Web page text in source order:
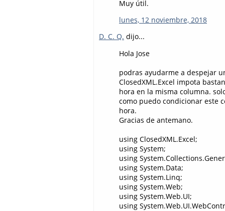
Muy útil.
lunes, 12 noviembre, 2018
D. C. Q. dijo...
Hola Jose
podras ayudarme a despejar
ClosedXML.Excel impota
hora en la misma columna.
como puedo condicionar este
hora.
Gracias de antemano.
using ClosedXML.Excel;
using System;
using
using System.Data;
using System.Linq;
using System.Web;
using System.Web.UI;
using